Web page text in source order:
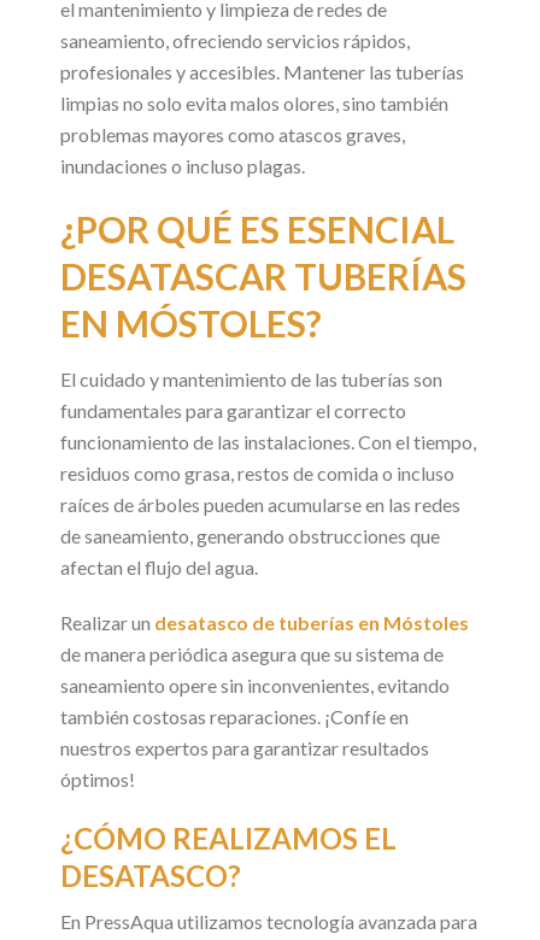
el mantenimiento y limpieza de redes de
saneamiento, ofreciendo servicios rápidos,
profesionales y accesibles. Mantener las tuberías
limpias no solo evita malos olores, sino también
problemas mayores como atascos graves,
inundaciones o incluso plagas.
¿POR QUÉ ES ESENCIAL
DESATASCAR TUBERÍAS
EN MÓSTOLES?
El cuidado y mantenimiento de las tuberías son
fundamentales para garantizar el correcto
funcionamiento de las instalaciones. Con el tiempo,
residuos como grasa, restos de comida o incluso
raíces de árboles pueden acumularse en las redes
de saneamiento, generando obstrucciones que
afectan el flujo del agua.
Realizar un desatasco de tuberías en Móstoles
de manera periódica asegura que su sistema de
saneamiento opere sin inconvenientes, evitando
también costosas reparaciones. ¡Confíe en
nuestros expertos para garantizar resultados
óptimos!
¿CÓMO REALIZAMOS EL
DESATASCO?
En PressAqua utilizamos tecnología avanzada para